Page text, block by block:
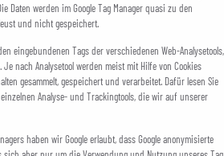
Daten werden im Google Tag Manager quasi zu den
und nicht gespeichert.
eingebundenen Tags der verschiedenen Web-Analysetools,
Je nach Analysetool werden meist mit Hilfe von Cookies
gesammelt, gespeichert und verarbeitet. Dafür lesen Sie
Analyse- und Trackingtools, die wir auf unserer
haben wir Google erlaubt, dass Google anonymisierte